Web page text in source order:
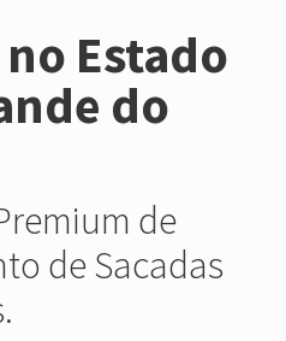
Estado
do
de
de Sacadas